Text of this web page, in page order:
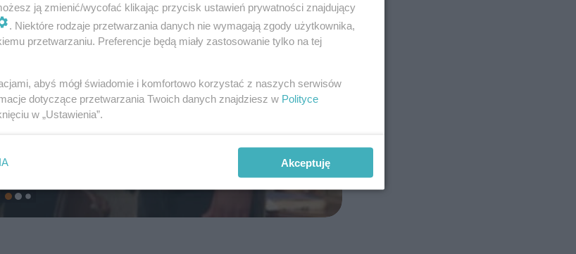
ją zmienić/wycofać klikając przycisk ustawień prywatności znajdujący
. Niektóre rodzaje przetwarzania danych nie wymagają zgody użytkownika,
przetwarzaniu. Preferencje będą miały zastosowanie tylko na tej
abyś mógł świadomie i komfortowo korzystać z naszych serwisów
dotyczące przetwarzania Twoich danych znajdziesz w Polityce
w „Ustawienia”.
Akceptuję